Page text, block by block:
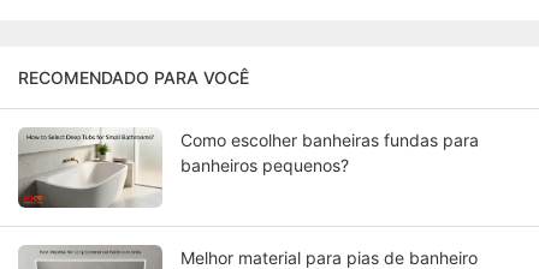
RECOMENDADO PARA VOCÊ
Como escolher banheiras fundas para
banheiros pequenos?
Melhor material para pias de banheiro